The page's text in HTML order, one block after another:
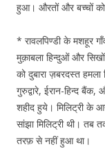
हुआ। औरतों और बच्चों को
* रावलपिण्डी के मशहूर
मुक़ाबला हिन्दुओं और
को दुबारा ज़बरदस्त
गुरुद्वारे, ईरान-हिन्द
शहीद हुये। मिलिट्री के
सांझा मिलिट्री थी। तब
तरफ़ से नहीं हुआ था।